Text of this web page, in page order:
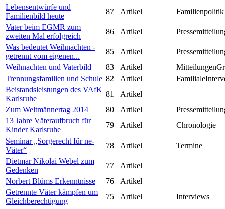
Lebensentwürfe und
Familienbild heute
87 Artikel
Familienpolitik
Vater beim EGMR zum
zweiten Mal erfolgreich
86 Artikel
Was bedeutet Weihnachten -
getrennt vom eigenen...
85 Artikel
Weihnachten und Vaterbild
83 Artikel
Trennungsfamilien und Schule 82 Artikel
Beistandsleistungen des VAfK
Karlsruhe
81
Artikel
Zum Weltmännertag 2014
80 Artikel
13 Jahre Väteraufbruch für
Kinder Karlsruhe
79 Artikel
Chronologie
Seminar „Sorgerecht für ne-
Väter“
78 Artikel
Termine
Dietmar Nikolai Webel zum
Gedenken
77
Artikel
Norbert Blüms Erkenntnisse
76
Artikel
Getrennte Väter kämpfen um
Gleichberechtigung
75 Artikel
Interviews